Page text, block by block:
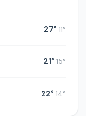
27° 11°
21° 15°
22° 14°